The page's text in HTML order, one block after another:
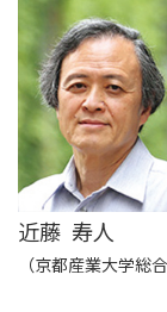
近藤 寿人
（京都産業大学総